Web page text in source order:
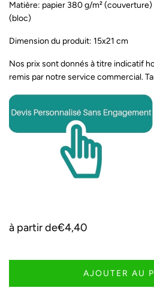
Matière: papier 380 g/m²
(bloc)
Dimension du produit: 15x21 cm
Nos prix sont donnés à titre indicatif
remis par notre service commercial.
à partir de€4,40
AJOUTER AU